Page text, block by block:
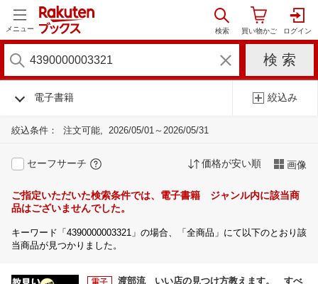
メニュー
電子書籍 絞込み
絞込条件： 注文可能 2026/05/01～2026/05/31
セーフサーチ 価格が安い順 画像
ご指定いただいた検索条件では、電子書籍 ジャンル内に該当商
品はございませんでした。
キーワード「4390000003321」の場合、「全商品」にて以下のとおり該
当商品が見つかりました。
渡部流 いい店の見つけ方教えます。 すべ